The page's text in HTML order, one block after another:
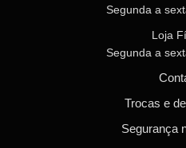
Segunda a
Loja
Segunda a
Trocas e
Segurança